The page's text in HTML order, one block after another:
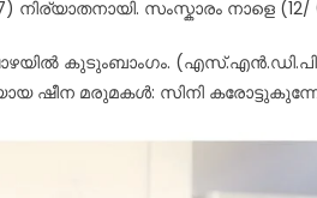
സംസ്കാരം നാളെ (12/
കുടുംബാംഗം.
ഷീന മരുമകൾ: സിനി